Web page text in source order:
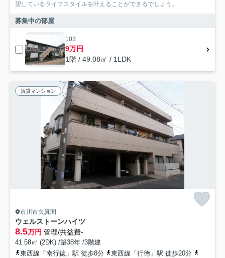
望しているライフスタイルを叶えることができるでしょう。
募集中の部屋
103
9万円
1階 / 49.08㎡ / 1LDK
賃貸マンション
市川市欠真間
ウェルストーンハイツ
8.5万円 管理/共益費-
41.58㎡ (2DK) /築38年 /3階建
東西線「南行徳」駅 徒歩8分
東西線「行徳」駅 徒歩20分